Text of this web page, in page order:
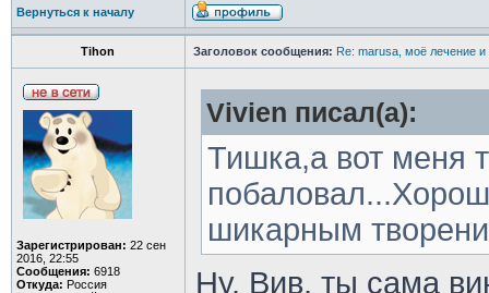
Вернуться к началу
Tihon Заголовок сообщения: Re: marusa, моё лечение и
Зарегистрирован: 22 сен
2016, 22:55
Сообщения: 6918
Откуда: Россия
Vivien писал(а):
Тишка,а вот меня
шикарным
Ну, Вив, ты сама